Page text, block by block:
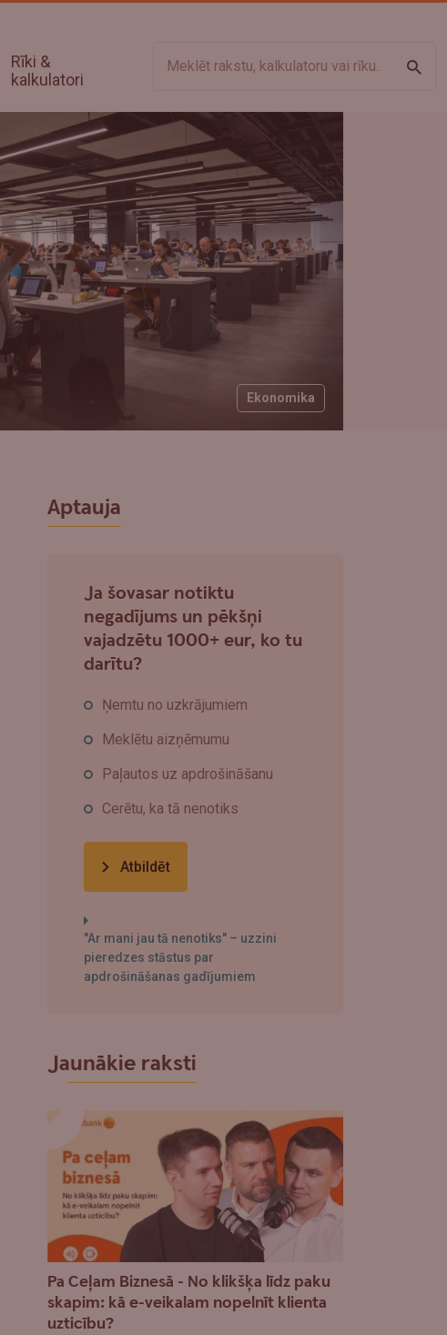
Rīki &
kalkulatori
Ekonomika
Aptauja
Ja šovasar notiktu
negadījums un pēkšņi
vajadzētu 1000+ eur, ko tu
darītu?
Ņemtu no uzkrājumiem
Meklētu aizņēmumu
Paļautos uz apdrošināšanu
Cerētu, ka tā nenotiks
Atbildēt
"Ar mani jau tā nenotiks" – uzzini
pieredzes stāstus par
apdrošināšanas gadījumiem
Jaunākie raksti
Pa Ceļam Biznesā - No klikšķa līdz paku
skapim: kā e-veikalam nopelnīt klienta
uzticību?